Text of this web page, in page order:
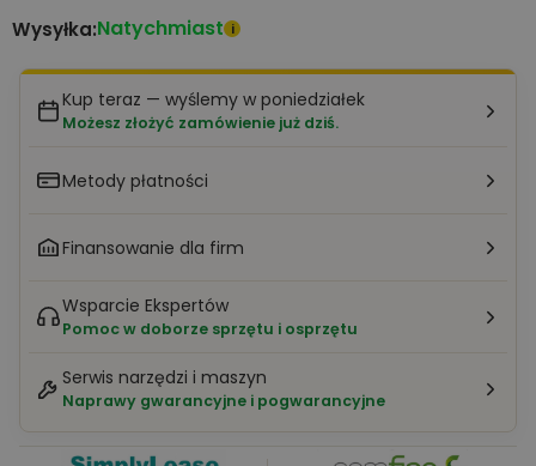
Wysyłka:Natychmiast i
Kup teraz — wyślemy w poniedziałek
Możesz złożyć zamówienie już dziś.
Metody płatności
Finansowanie dla firm
Wsparcie Ekspertów
Pomoc w doborze sprzętu i osprzętu
Serwis narzędzi i maszyn
Naprawy gwarancyjne i pogwarancyjne